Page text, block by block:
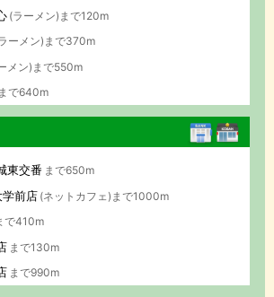
(ラーメン)まで120m
ーメン)まで370m
メン)まで550m
で640m
東交番 まで650m
前店 (ネットカフェ)まで1000m
で410m
まで130m
まで990m